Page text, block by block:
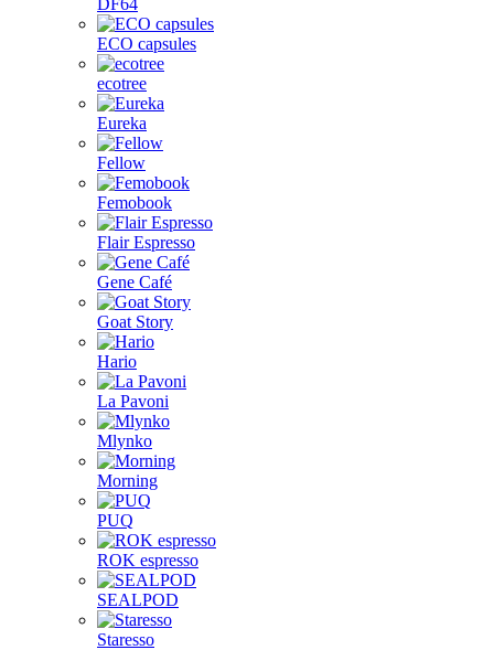
DF64
ECO capsules
ecotree
Eureka
Fellow
Femobook
Flair Espresso
Gene Café
Goat Story
Hario
La Pavoni
Mlynko
Morning
PUQ
ROK espresso
SEALPOD
Staresso